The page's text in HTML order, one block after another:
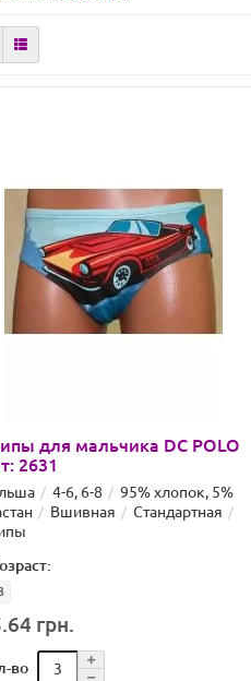
для мальчика DC POLO
2631
4-6, 6-8
95% хлопок, 5%
Вшивная
Стандартная
грн.
во